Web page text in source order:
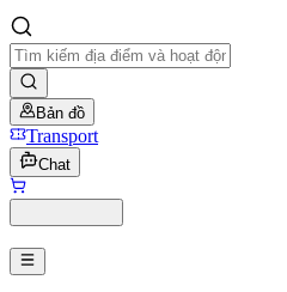
Bản đồ
Transport
Chat